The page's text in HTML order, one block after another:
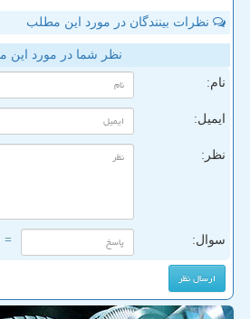
نظرات بینندگان در مورد این مطلب
نظر شما در مورد این
نام:
ایمیل:
نظر:
سوال: = ۲ بعلاوه ۳